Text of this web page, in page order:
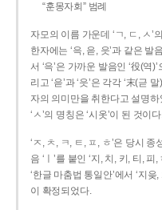
“훈몽자회” 범례
자모의 이름 가운데 ‘ㄱ, ㄷ, ㅅ
한자에는 ‘윽, 읃, 읏’과 같은
서 ‘윽’은 가까운 발음인 ‘役(역
리고 ‘읃’과 ‘읏’은 각각 ‘末(귿
자의 의미만을 취한다고 설명하
‘ㅅ’의 명칭은 ‘시옷’이 된 것이
‘ㅈ, ㅊ, ㅋ, ㅌ, ㅍ, ㅎ’은 당시
음 ‘ㅣ’를 붙인 ‘지, 치, 키, 티,
‘한글 마춤법 통일안’에서 ‘지
이 확정되었다.